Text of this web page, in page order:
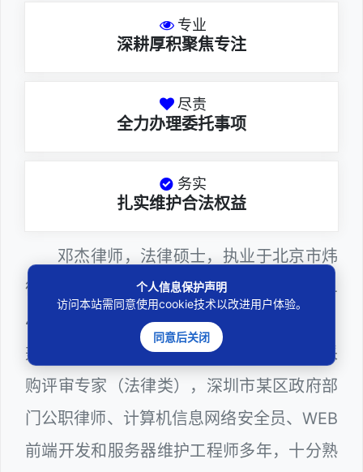
专业
深耕厚积聚焦专注
尽责
全力办理委托事项
务实
扎实维护合法权益
邓杰律师，法律硕士，执业于北京市炜
衡（深圳）律师事务所，律师执业证号为14
403201810022100。邓杰律师现（或曾）
兼任深圳市人民政府听证员、深圳市政府采
购评审专家（法律类），深圳市某区政府部
门公职律师、计算机信息网络安全员、WEB
前端开发和服务器维护工程师多年，十分熟
个人信息保护声明
访问本站需同意使用cookie技术以改进用户体验。
同意后关闭